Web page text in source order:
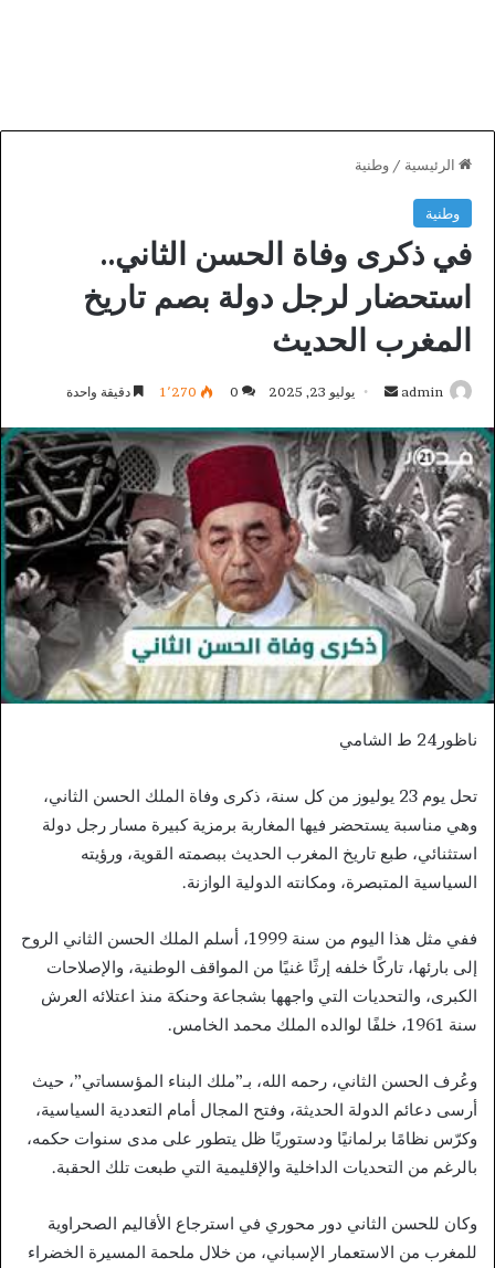
الرئيسية / وطنية
وطنية
في ذكرى وفاة الحسن الثاني..
استحضار لرجل دولة بصم تاريخ
المغرب الحديث
admin
أرسل
إلكترونيا
يوليو 23, 2025 0 1٬270 دقيقة واحدة
ناظور24 ط الشامي
تحل يوم 23 يوليوز من كل سنة، ذكرى وفاة الملك الحسن الثاني،
وهي مناسبة يستحضر فيها المغاربة برمزية كبيرة مسار رجل دولة
استثنائي، طبع تاريخ المغرب الحديث ببصمته القوية، ورؤيته
السياسية المتبصرة، ومكانته الدولية الوازنة.
ففي مثل هذا اليوم من سنة 1999، أسلم الملك الحسن الثاني الروح
إلى بارئها، تاركًا خلفه إرثًا غنيًا من المواقف الوطنية، والإصلاحات
الكبرى، والتحديات التي واجهها بشجاعة وحنكة منذ اعتلائه العرش
سنة 1961، خلفًا لوالده الملك محمد الخامس.
وعُرف الحسن الثاني، رحمه الله، بـ”ملك البناء المؤسساتي”، حيث
أرسى دعائم الدولة الحديثة، وفتح المجال أمام التعددية السياسية،
وكرّس نظامًا برلمانيًا ودستوريًا ظل يتطور على مدى سنوات حكمه،
بالرغم من التحديات الداخلية والإقليمية التي طبعت تلك الحقبة.
وكان للحسن الثاني دور محوري في استرجاع الأقاليم الصحراوية
للمغرب من الاستعمار الإسباني، من خلال ملحمة المسيرة الخضراء